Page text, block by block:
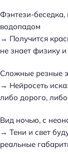
Фэнтези-беседка,
водопадом
→ Получится
не знает физику
Сложные резные
→ Нейросеть
либо дорого,
Вид ночью, с
→ Тени и свет
реальные